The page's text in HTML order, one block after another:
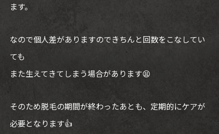
ます。
なので個人差がありますのできちんと回数をこなしてい
ても
また生えてきてしまう場合があります😫
そのため脱毛の期間が終わったあとも、定期的にケアが
必要となります👍